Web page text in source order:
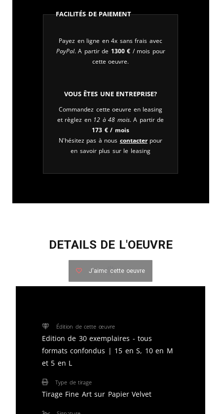
Facilités de paiement
Payez en ligne en 4x sans frais avec
PayPal. A partir de 1300 € / mois pour
cette oeuvre.
Vous êtes une entreprise?
Commandez cette oeuvre en leasing
et règlez en 12 à 48 mois. A partir de
173 €/ mois
N'hésitez pas à nous contacterpour
en savoir plus sur le leasing
DETAILS DE L'OEUVRE
J'aime cette oeuvre
Édition de cette œuvre
Edition de 30 exemplaires - tous
formats confondus | 15 en S, 10 en M
et 5 en L
Type de tirage
Tirage Fine Art sur Papier Velvet